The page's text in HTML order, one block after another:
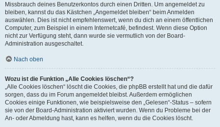
Missbrauch deines Benutzerkontos durch einen Dritten. Um angemeldet zu
bleiben, kannst du das Kästchen „Angemeldet bleiben“ beim Anmelden
auswählen. Dies ist nicht empfehlenswert, wenn du dich an einem öffentlichen
Computer, zum Beispiel in einem Internetcafé, befindest. Wenn diese Option
nicht zur Verfügung steht, dann wurde sie vermutlich von der Board-
Administration ausgeschaltet.
Nach oben
Wozu ist die Funktion „Alle Cookies löschen“?
„Alle Cookies löschen“ löscht die Cookies, die phpBB erstellt hat und die dafür
sorgen, dass du im Forum angemeldet bleibst. Außerdem ermöglichen
Cookies einige Funktionen, wie beispielsweise den „Gelesen“-Status – sofern
sie von der Board-Administration aktiviert wurden. Wenn du Probleme bei der
An- oder Abmeldung hast, kann es helfen, wenn du die Cookies löscht.